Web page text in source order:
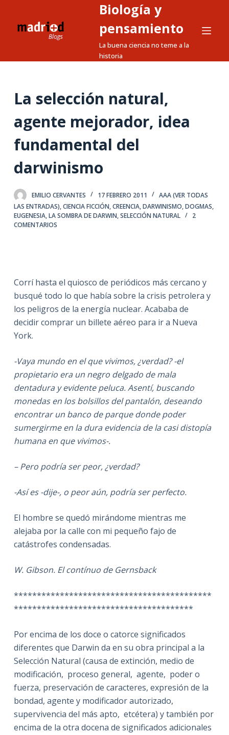
a
n
e
d
o
Biología y
pensamiento
La buena ciencia no teme a la
historia
La selección natural,
agente mejorador, idea
fundamental del
darwinismo
EMILIO CERVANTES 17 FEBRERO 2011
AAA (VER TODAS
LAS ENTRADAS),CIENCIA FICCIÓN,CREENCIA,DARWINISMO,DOGMAS,
EUGENESIA,LA SOMBRA DE DARWIN,SELECCIÓN NATURAL
2
COMENTARIOS
Corrí hasta el quiosco de periódicos más cercano y
busqué todo lo que había sobre la crisis petrolera y
los peligros de la energía nuclear. Acababa de
decidir comprar un billete aéreo para ir a Nueva
York.
-Vaya mundo en el que vivimos, ¿verdad? -el
propietario era un negro delgado de mala
dentadura y evidente peluca. Asentí, buscando
monedas en los bolsillos del pantalón, deseando
encontrar un banco de parque donde poder
sumergirme en la dura evidencia de la casi distopía
humana en que vivimos-.
– Pero podría ser peor, ¿verdad?
-Así es -dije-, o peor aún, podría ser perfecto.
El hombre se quedó mirándome mientras me
alejaba por la calle con mi pequeño fajo de
catástrofes condensadas.
W. Gibson. El contínuo de Gernsback
*******************************************
***************************************
Por encima de los doce o catorce significados
diferentes que Darwin da en su obra principal a la
Selección Natural (causa de extinción, medio de
modificación, proceso general, agente, poder o
fuerza, preservación de caracteres, expresión de la
bondad, agente y modificador autorizado,
supervivencia del más apto, etcétera) y también por
encima de la otra docena de significados adicionales